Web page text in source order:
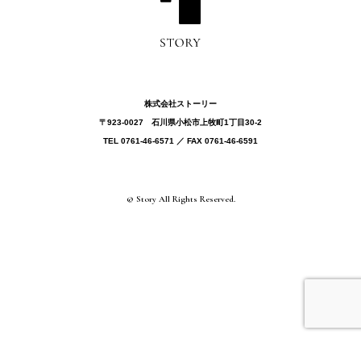
株式会社ストーリー
〒923-0027 ⽯川県⼩松市上牧町1丁目30-2
TEL 0761-46-6571 ／ FAX 0761-46-6591
© Story All Rights Reserved.